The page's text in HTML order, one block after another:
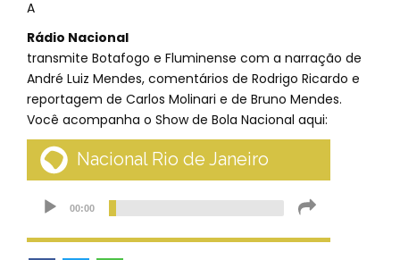
A
Rádio Nacional
transmite Botafogo e Fluminense com a narração de
André Luiz Mendes, comentários de Rodrigo Ricardo e
reportagem de Carlos Molinari e de Bruno Mendes.
Você acompanha o Show de Bola Nacional aqui: